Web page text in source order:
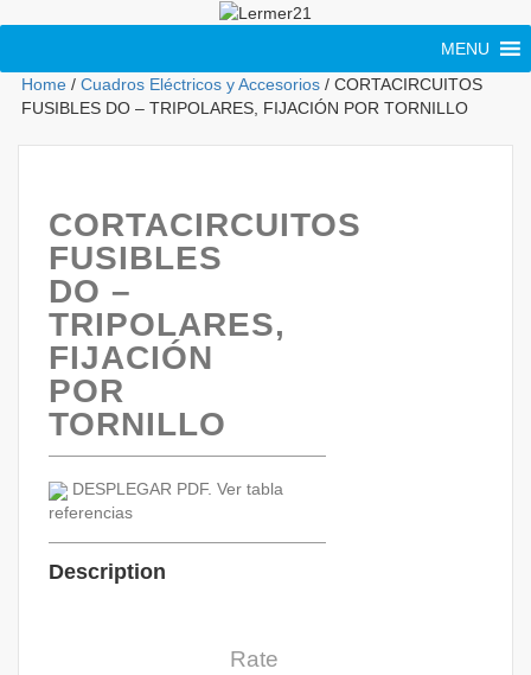
MENU
Home / Cuadros Eléctricos y Accesorios / CORTACIRCUITOS
FUSIBLES DO – TRIPOLARES, FIJACIÓN POR TORNILLO
CORTACIRCUITOS
FUSIBLES
DO –
TRIPOLARES,
FIJACIÓN
POR
TORNILLO
DESPLEGAR PDF. Ver tabla
referencias
Description
Rate